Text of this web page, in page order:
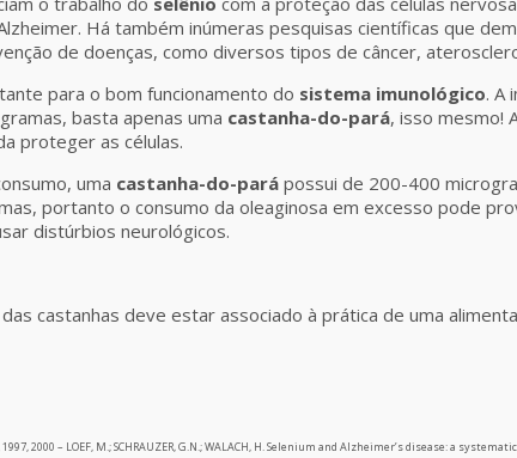
Há também inúmeras pesquisas científicas que
de doenças, como diversos tipos de câncer,
para o bom funcionamento do sistema imunológico. A
basta apenas uma castanha-do-pará, isso mesmo!
proteger as células.
uma castanha-do-parápossui de 200-400
portanto o consumo da oleaginosa em excesso pode
distúrbios neurológicos.
castanhas deve estar associado à prática de uma
2000 – LOEF, M.; SCHRAUZER, G.N.; WALACH, H. Selenium and Alzheimer’s disease: a systematic